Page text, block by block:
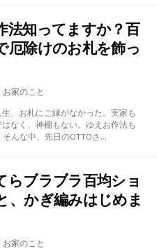
法知ってますか？百
厄除けのお札を飾っ
カ
ゴ
リ
ー
お家のこと
、お札にご縁がなかった。実家も
なく、神棚もない。ゆえお作法も
んな中、先日のOTTOさ...
らブラブラ百均ショ
、かぎ編みはじめま
カ
お家のこと